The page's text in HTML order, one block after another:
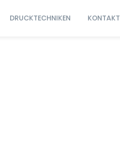
DRUCKTECHNIKEN KONTAKT